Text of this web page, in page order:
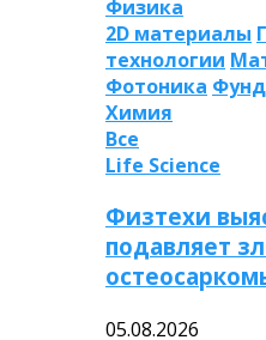
Физика
2D материалы
технологии
Фотоника
Химия
Все
Life Science
Физтехи
подавляет
05.08.2026